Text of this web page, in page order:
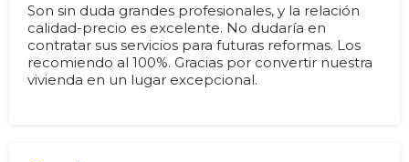
Son sin duda grandes profesionales, y la relación
calidad-precio es excelente. No dudaría en
contratar sus servicios para futuras reformas. Los
recomiendo al 100%. Gracias por convertir nuestra
vivienda en un lugar excepcional.